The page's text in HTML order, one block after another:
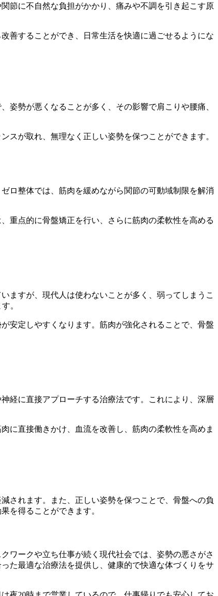
節に不自然な負担がかかり、痛みや不調を引き起こす原
善することができ、日常生活を快適に過ごせるようにな
姿勢が悪くなることが多く、その影響で肩こりや腰痛、
スが取れ、無理なく正しい姿勢を保つことができます。
ロ整体では、筋肉を緩めながら関節の可動域制限を解消
重点的に骨盤矯正を行い、さらに筋肉の柔軟性を高める
ますが、現代人は使わないことが多く、弱ってしまうこ
。
安定しやすくなります。筋肉が強化されることで、骨盤
経に直接アプローチする治療法です。これにより、深層
に直接働きかけ、血流を改善し、筋肉の柔軟性を高めま
されます。また、正しい姿勢を保つことで、骨盤への負
を得ることができます。
ワークや立ち仕事が続く現代社会では、姿勢の悪さがさ
た最適な治療法を提供し、健康的で快適な体づくりをサ